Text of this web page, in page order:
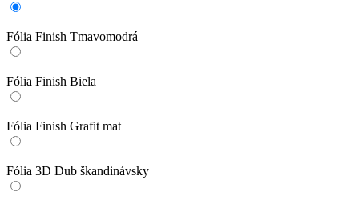
Fólia Finish Tmavomodrá
Fólia Finish Biela
Fólia Finish Grafit mat
Fólia 3D Dub škandinávsky